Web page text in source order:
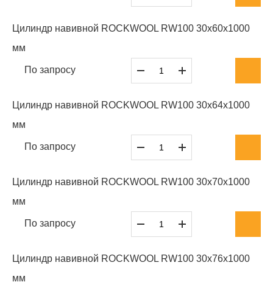
Цилиндр навивной ROCKWOOL RW100 30x60x1000
мм
По запросу
Цилиндр навивной ROCKWOOL RW100 30x64x1000
мм
По запросу
Цилиндр навивной ROCKWOOL RW100 30x70x1000
мм
По запросу
Цилиндр навивной ROCKWOOL RW100 30x76x1000
мм